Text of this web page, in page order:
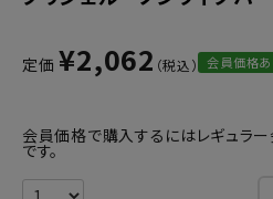
定価 ¥2,062 会員価格あ
会員価格で購入するにはレギュラ
です。